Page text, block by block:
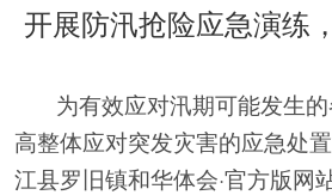
开展防汛抢险应急演练
为有效应对汛期可能发生的
高整体应对突发灾害的应急处
江县罗旧镇和华体会·官方版网